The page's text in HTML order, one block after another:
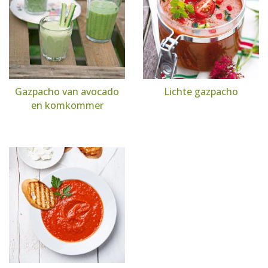
Gazpacho van avocado
en komkommer
Lichte gazpacho